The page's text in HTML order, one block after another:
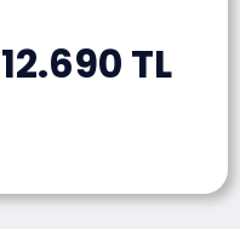
12.690 TL